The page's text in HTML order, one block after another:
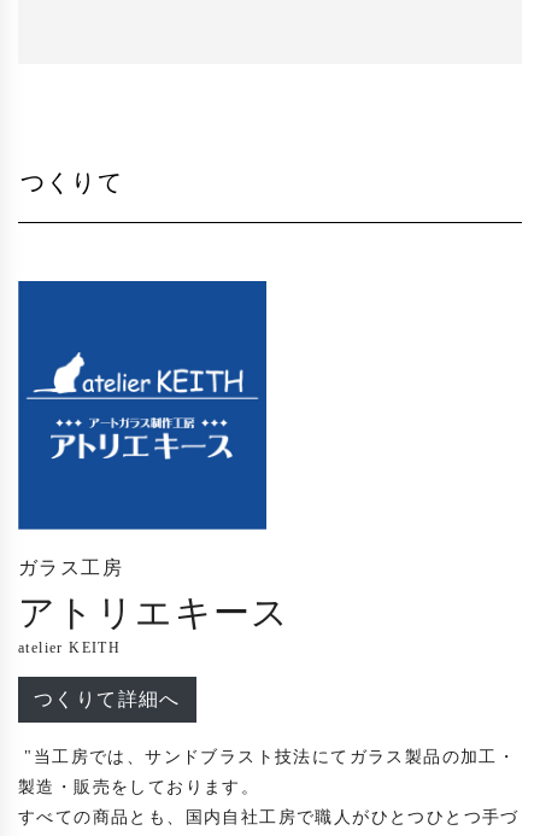
つくりて
ガラス工房
アトリエキース
atelier KEITH
つくりて詳細へ
製造・販売をしております。
すべての商品とも、国内自社工房で職人がひとつひとつ手づ